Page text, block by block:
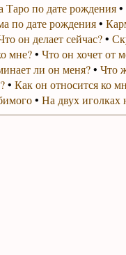
Таро по дате рождения•
по дате рождения•
он делает сейчас?•
мне?• Что он хочет от
ли он меня?• Что
• Как он относится ко
• На двух иголках